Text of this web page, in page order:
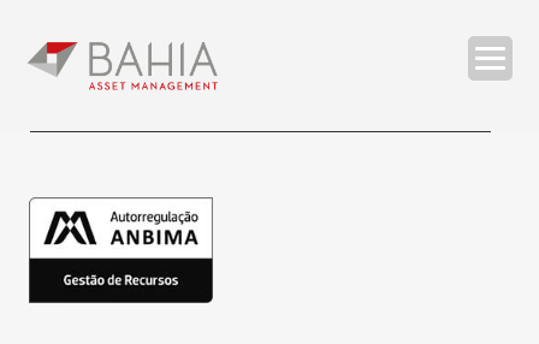
O BAHIA ASSET